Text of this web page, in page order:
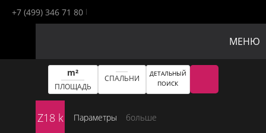
+7 (499) 346 71 80
МЕНЮ
m²
ПЛОЩАДЬ
СПАЛЬНИ
ДЕТАЛЬНЫЙ
ПОИСК
Z18 k Параметры больше